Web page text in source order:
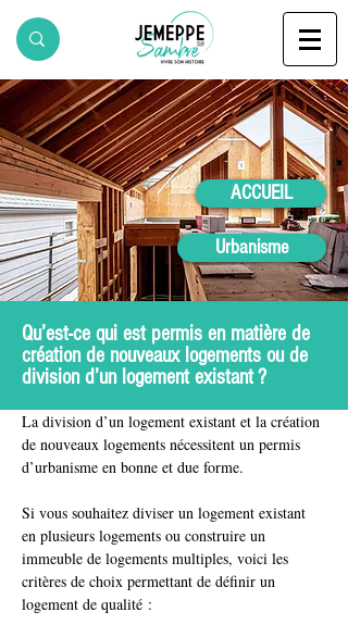
ACCUEIL
Urbanisme
Qu’est-ce qui est permis en matière de
création de nouveaux logements ou de
division d’un logement existant ?
La division d’un logement existant et la création
de nouveaux logements nécessitent un permis
d’urbanisme en bonne et due forme.
Si vous souhaitez diviser un logement existant
en plusieurs logements ou construire un
immeuble de logements multiples, voici les
critères de choix permettant de définir un
logement de qualité :